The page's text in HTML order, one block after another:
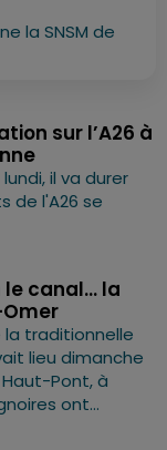
la SNSM de
sur l’A26 à
il va durer
de l'A26 se
canal... la
la traditionnelle
lieu dimanche
Pont, à
ont...